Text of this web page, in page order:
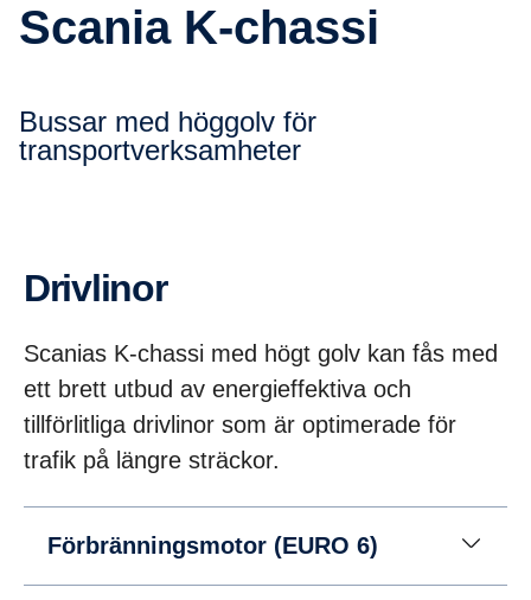
Scania K-chassi
Bussar med höggolv för
transportverksamheter
Drivlinor
Scanias K-chassi med högt golv kan fås med
ett brett utbud av energieffektiva och
tillförlitliga drivlinor som är optimerade för
trafik på längre sträckor.
Förbränningsmotor (EURO 6)